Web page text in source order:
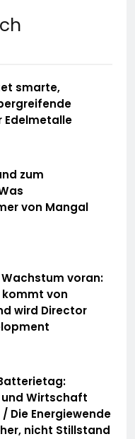
smarte,
Edelmetalle
zum
von Mangal
Wachstum voran:
von
wird Director
Wirtschaft
Die Energiewende
nicht Stillstand